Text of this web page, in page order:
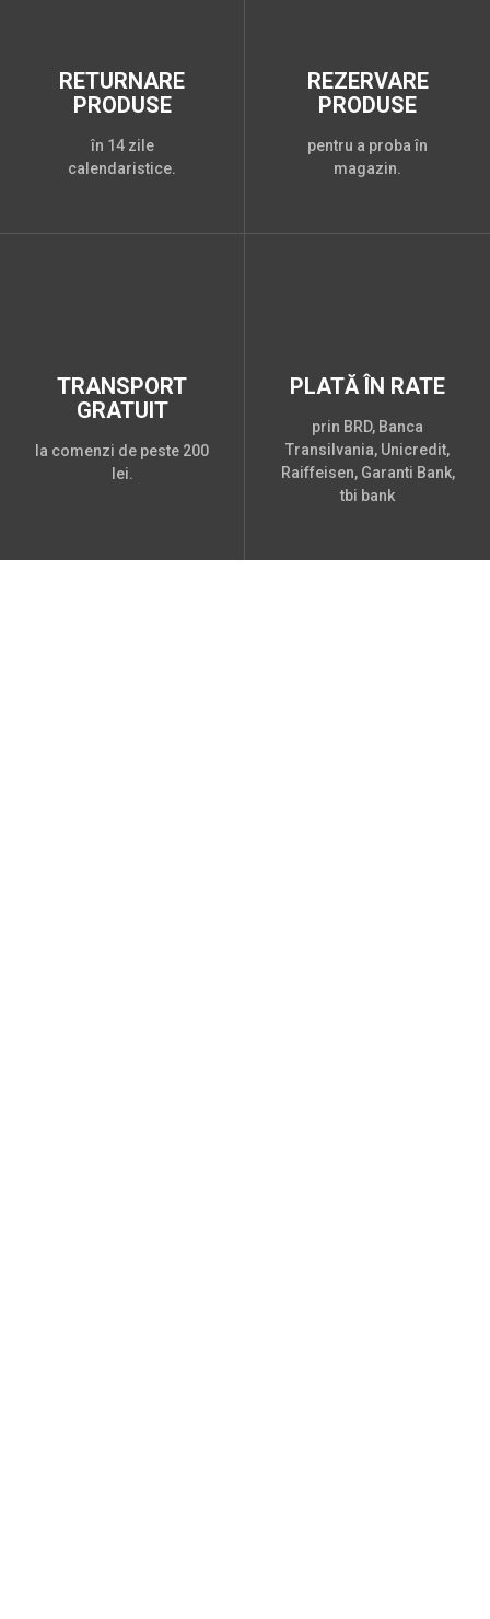
RETURNARE
PRODUSE
în 14 zile
calendaristice.
REZERVARE
PRODUSE
pentru a proba în
magazin.
TRANSPORT
GRATUIT
la comenzi de peste 200
lei.
PLATĂ ÎN RATE
prin BRD, Banca
Transilvania, Unicredit,
Raiffeisen, Garanti Bank,
tbi bank